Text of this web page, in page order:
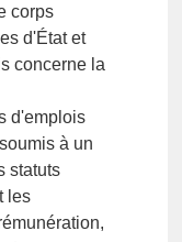
corps
d'État et
concerne la
d'emplois
à un
statuts
les